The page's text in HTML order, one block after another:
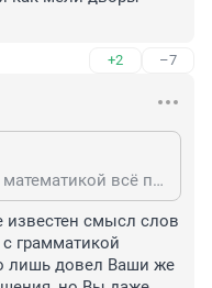
+2 –7
Потому что у вас с лгикой и математикой всё плохо. Наверное ваши предки как мели дворы почти три века и и метете.
смысл слов
грамматикой
лишь довел Ваши же